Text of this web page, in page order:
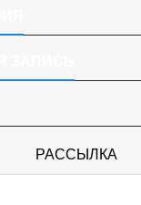
РАССЫЛКА